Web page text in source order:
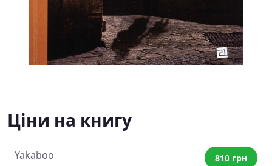
Ціни на книгу
Yakaboo 810 грн